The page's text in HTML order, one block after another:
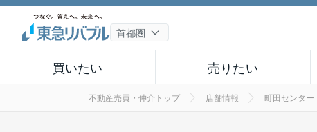
買いたい 売りたい
不動産売買・仲介トップ 店舗情報 町田センター